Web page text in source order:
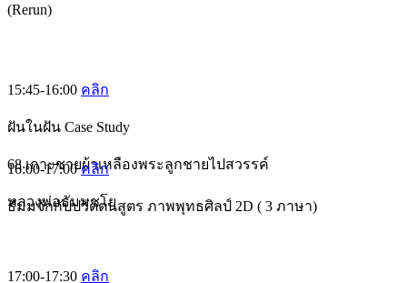
(Rerun)
15:45-16:00 คลิก
ฝันในฝัน Case Study
68 เกาะชายผ้าเหลืองพระลูกชายไปสวรรค์
หลวงพ่อธัมมชโย
16:00-17:00คลิก
ธัมมจักกัปปวัตตนสูตร ภาพพุทธศิลป์ 2D ( 3 ภาษา)
17:00-17:30 คลิก